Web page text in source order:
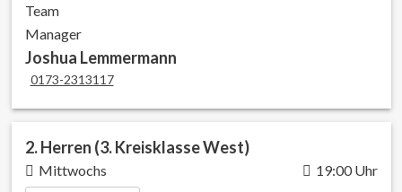
Team
Manager
Joshua Lemmermann
0173-2313117
2. Herren (3. Kreisklasse West)
Mittwochs 19:00 Uhr